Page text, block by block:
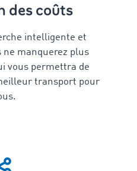
des coûts
intelligente et
ne manquerez plus
vous permettra de
transport pour